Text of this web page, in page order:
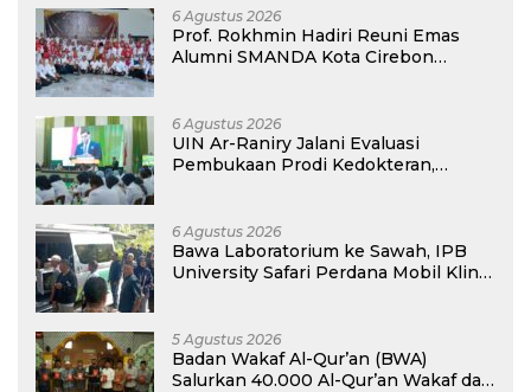
Guru Honorer
6 Agustus 2026
Prof. Rokhmin Hadiri Reuni Emas
Alumni SMANDA Kota Cirebon
6 Agustus 2026
UIN Ar-Raniry Jalani Evaluasi
Pembukaan Prodi Kedokteran,
6 Agustus 2026
Bawa Laboratorium ke Sawah, IPB
University Safari Perdana Mobil Klinik
5 Agustus 2026
Badan Wakaf Al-Qur’an (BWA)
Salurkan 40.000 Al-Qur’an Wakaf dan